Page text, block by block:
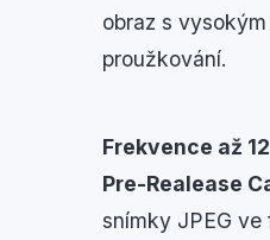
obraz s
proužkování.
Frekvence až
Pre-Realease
snímky JPEG